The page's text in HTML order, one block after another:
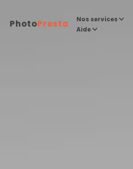
PhotoPresta Nos services
Aide